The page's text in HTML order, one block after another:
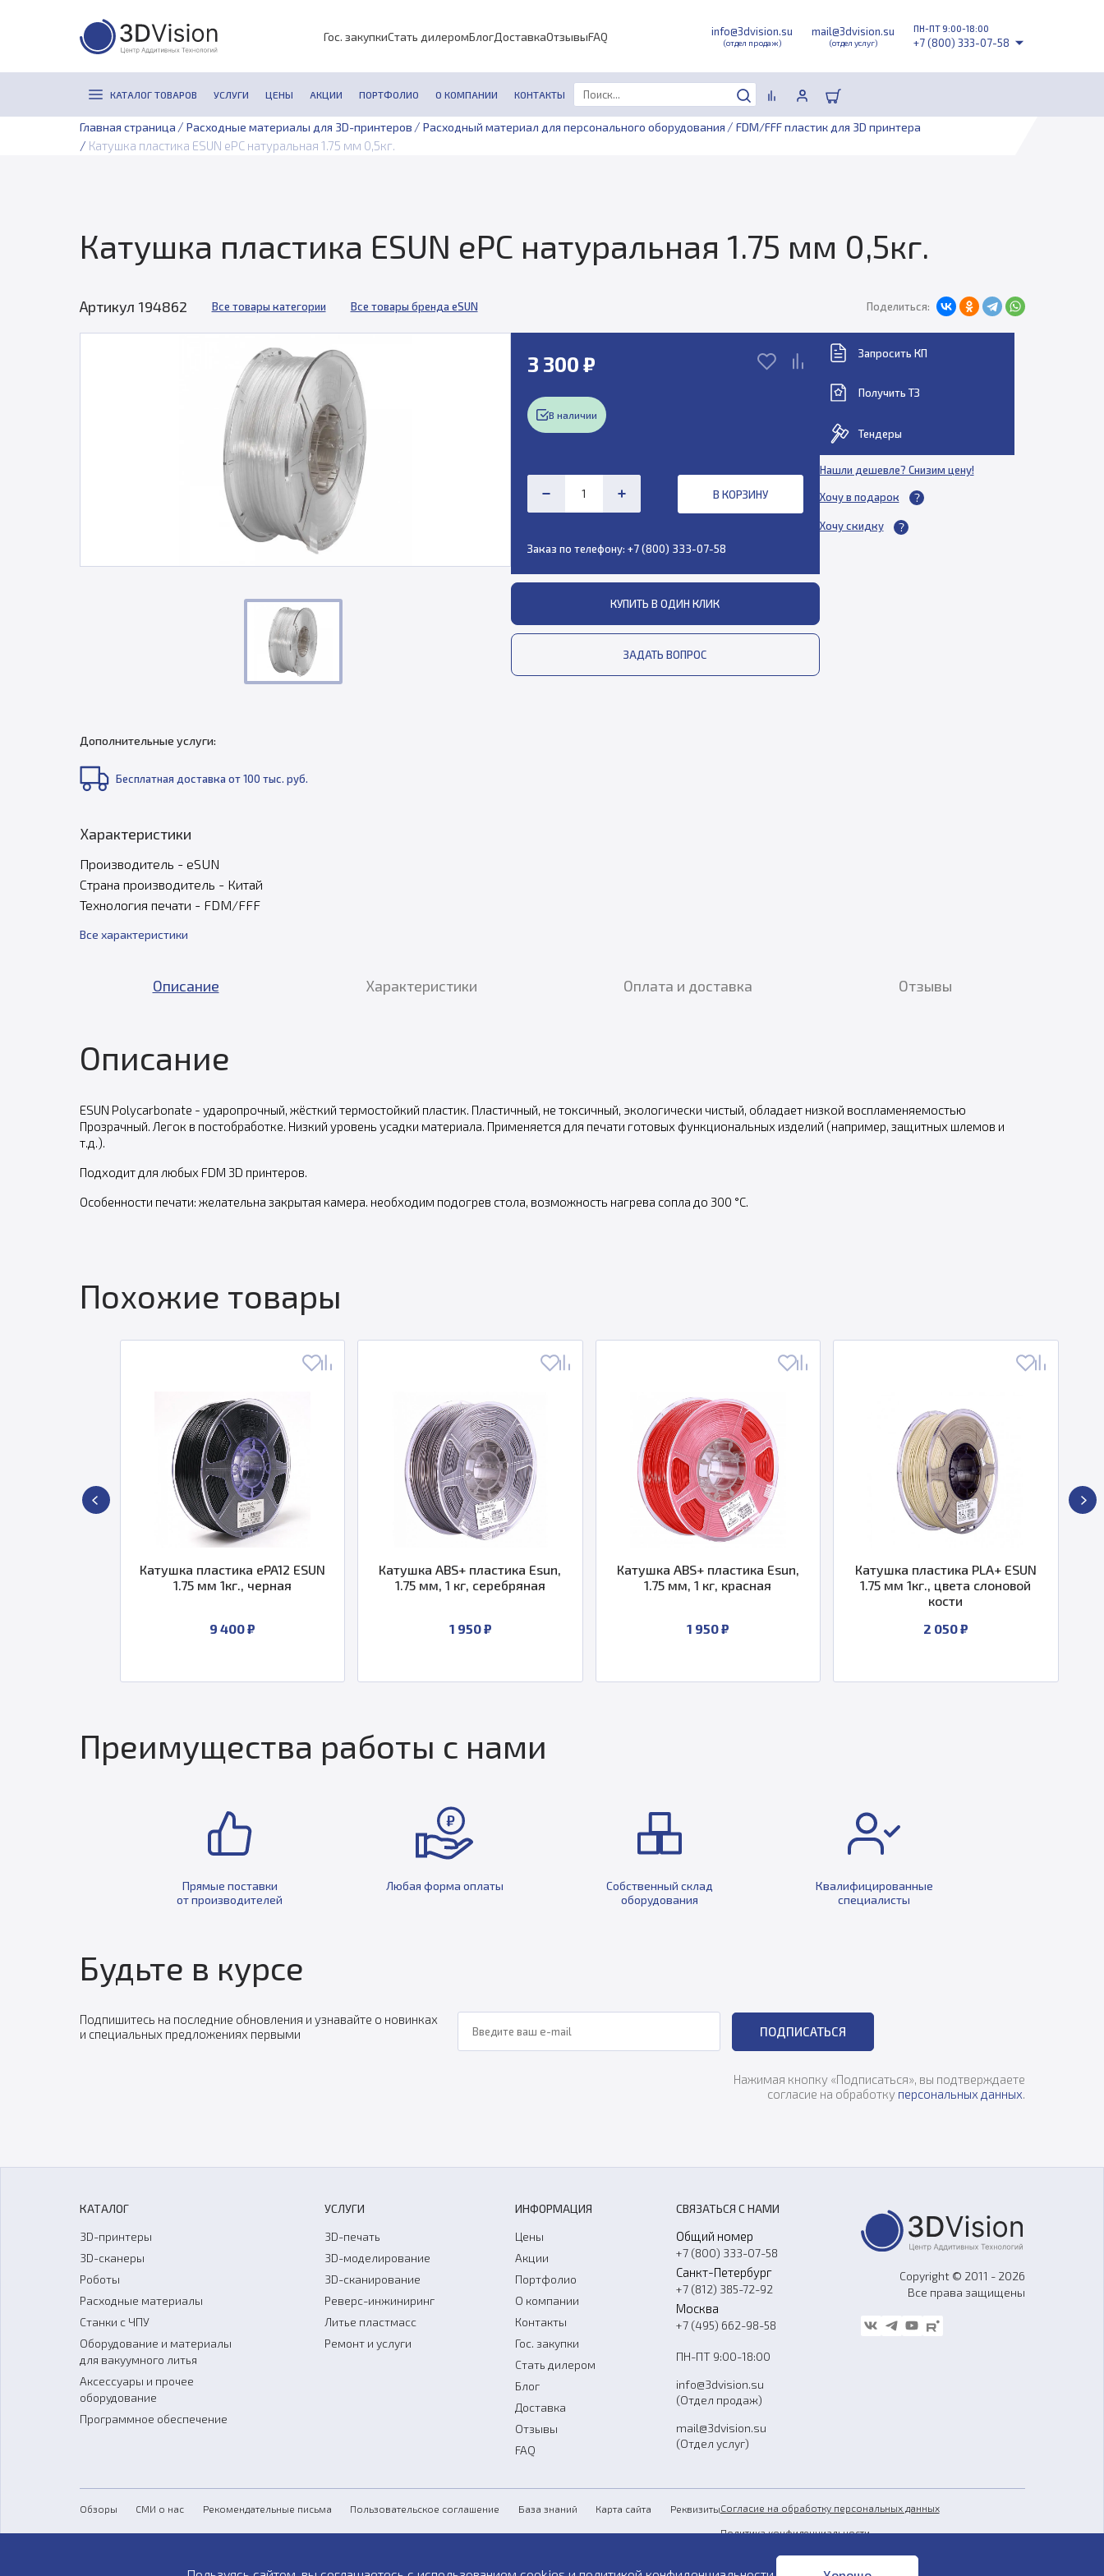
Гос. закупкиСтать дилеромБлогДоставкаОтзывыFAQ info@3dvision.su
(отдел продаж)
mail@3dvision.su
(отдел услуг)
ПН-ПТ 9:00-18:00
+7 (800) 333-07-58
КАТАЛОГ ТОВАРОВ УСЛУГИ ЦЕНЫ АКЦИИ ПОРТФОЛИО О КОМПАНИИ КОНТАКТЫ
Главная страница / Расходные материалы для 3D-принтеров / Расходный материал для персонального оборудования / FDM/FFF пластик для 3D принтера
/ Катушка пластика ESUN ePC натуральная 1.75 мм 0,5кг.
Катушка пластика ESUN ePC натуральная 1.75 мм 0,5кг.
Артикул 194862 Все товары категории Все товары бренда eSUN Поделиться:
3 300 ₽
В наличии
В КОРЗИНУ
Заказ по телефону: +7 (800) 333-07-58
КУПИТЬ В ОДИН КЛИК
ЗАДАТЬ ВОПРОС
Запросить КП
Получить ТЗ
Тендеры
Нашли дешевле? Снизим цену!
Хочу в подарок
Хочу скидку
Дополнительные услуги:
Бесплатная доставка от 100 тыс. руб.
Характеристики
Производитель - eSUN
Страна производитель - Китай
Технология печати - FDM/FFF
Все характеристики
Описание Характеристики Оплата и доставка Отзывы
Описание
ESUN Polycarbonate - ударопрочный, жёсткий термостойкий пластик. Пластичный, не токсичный, экологически чистый, обладает низкой воспламеняемостью
Прозрачный. Легок в постобработке. Низкий уровень усадки материала. Применяется для печати готовых функциональных изделий (например, защитных шлемов и
т.д.).
Подходит для любых FDM 3D принтеров.
Особенности печати: желательна закрытая камера. необходим подогрев стола, возможность нагрева сопла до 300 °C.
Похожие товары
Катушка пластика ePA12 ESUN
1.75 мм 1кг., черная
Катушка ABS+ пластика Esun,
1.75 мм, 1 кг, серебряная
Катушка ABS+ пластика Esun,
1.75 мм, 1 кг, красная
Катушка пластика PLA+ ESUN
1.75 мм 1кг., цвета слоновой
Катушка
Преимущества работы с нами
Прямые поставки
от производителей
Любая форма оплаты
Собственный склад
оборудования
Квалифицированные
специалисты
Будьте в курсе
Подпишитесь на последние обновления и узнавайте о новинках
и специальных предложениях первыми
ПОДПИСАТЬСЯ
Нажимая кнопку «Подписаться», вы подтверждаете
согласие на обработку персональных данных.
КАТАЛОГ
3D-принтеры
3D-сканеры
Роботы
Расходные материалы
Станки с ЧПУ
Оборудование и материалы
для вакуумного литья
Аксессуары и прочее
оборудование
Программное обеспечение
УСЛУГИ
3D-печать
3D-моделирование
3D-сканирование
Реверс-инжиниринг
Литье пластмасс
Ремонт и услуги
ИНФОРМАЦИЯ
Цены
Акции
Портфолио
О компании
Контакты
Гос. закупки
Стать дилером
Блог
Доставка
Отзывы
FAQ
СВЯЗАТЬСЯ С НАМИ
Общий номер
+7 (800) 333-07-58
Санкт-Петербург
+7 (812) 385-72-92
Москва
+7 (495) 662-98-58
ПН-ПТ 9:00-18:00
info@3dvision.su
(Отдел продаж)
mail@3dvision.su
(Отдел услуг)
Copyright © 2011 - 2026
Все права защищены
Обзоры СМИ о нас Рекомендательные письма Пользовательское соглашение База знаний Карта сайта РеквизитыСогласие на обработку персональных данных
Политика конфиденциальности
Публичная оферта